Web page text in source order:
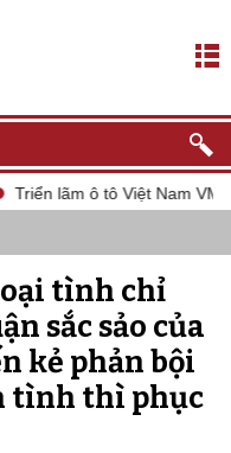
lãm ô tô Việt Nam VMS 2024
tình chỉ
sắc sảo của
kẻ phản bội
tình thì phục